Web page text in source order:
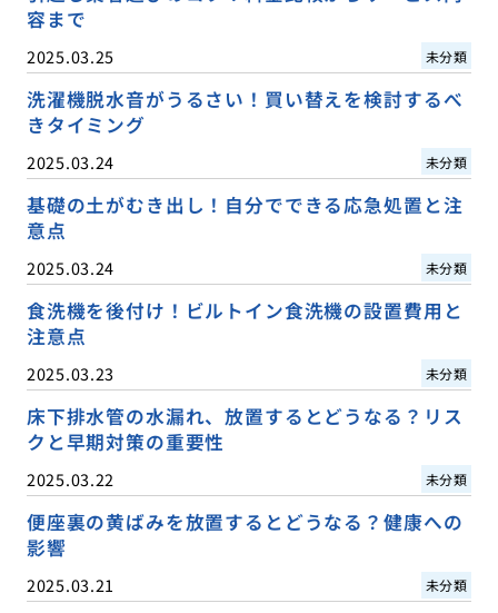
容まで
2025.03.25 未分類
洗濯機脱水音がうるさい！買い替えを検討するべ
きタイミング
2025.03.24 未分類
基礎の土がむき出し！自分でできる応急処置と注
意点
2025.03.24 未分類
食洗機を後付け！ビルトイン食洗機の設置費用と
注意点
2025.03.23 未分類
床下排水管の水漏れ、放置するとどうなる？リス
クと早期対策の重要性
2025.03.22 未分類
便座裏の黄ばみを放置するとどうなる？健康への
影響
2025.03.21 未分類